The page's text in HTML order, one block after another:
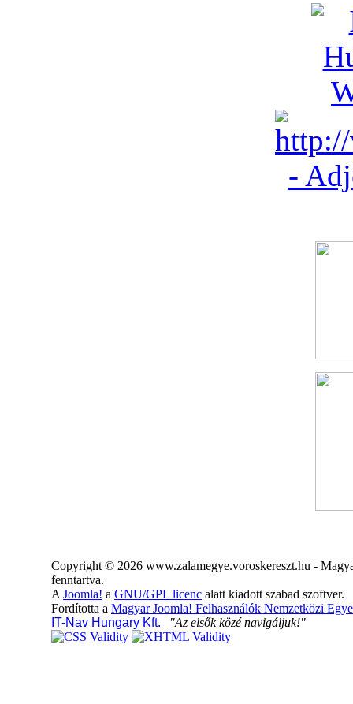
Copyright © 2026 www.zalamegye.voroskereszt.hu -
fenntartva.
A Joomla! a GNU/GPL licenc alatt kiadott szabad szoftver.
Fordította a Magyar Joomla! Felhasználók Nemzetközi
IT-Nav Hungary Kft. | "Az elsők közé navigáljuk!"